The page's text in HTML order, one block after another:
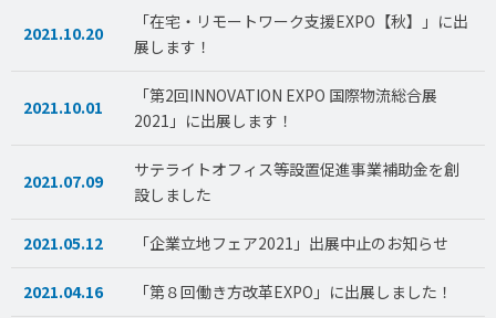
2021.10.20
「在宅・リモートワーク支援EXPO【秋】」に出
展します！
2021.10.01
「第2回INNOVATION EXPO 国際物流総合展
2021」に出展します！
2021.07.09
サテライトオフィス等設置促進事業補助金を創
設しました
2021.05.12 「企業立地フェア2021」出展中止のお知らせ
2021.04.16 「第８回働き方改革EXPO」に出展しました！